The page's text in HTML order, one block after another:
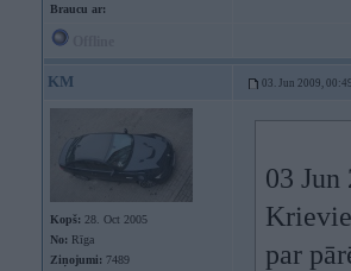
Braucu ar:
KM 03. Jun 2009,
Kopš: 28. Oct 2005
No: Rīga
Ziņojumi: 7489
03
par